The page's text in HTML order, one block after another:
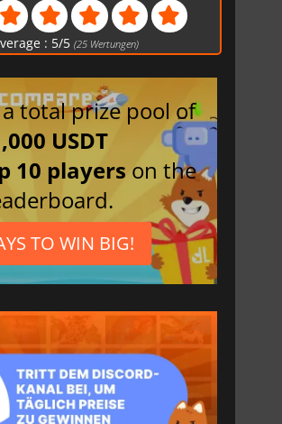
: 5/5 (25 Wertungen)
total prize pool of
USDT
10 players on the
TO WIN BIG!